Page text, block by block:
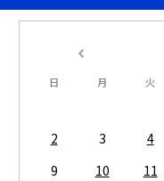
日 月 火
2
3 4
9
10 11